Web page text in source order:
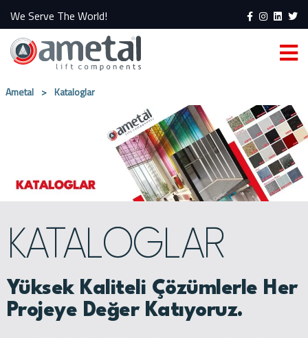
We Serve The World!
Ametal > Kataloglar
KATALOGLAR
Yüksek Kaliteli Çözümlerle Her
Projeye Değer Katıyoruz.